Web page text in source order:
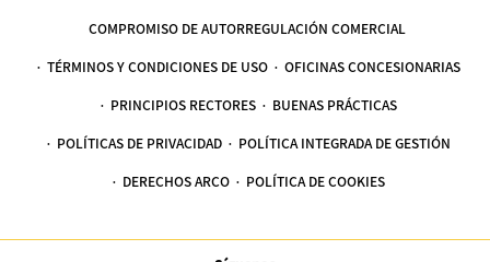
COMPROMISO DE AUTORREGULACIÓN COMERCIAL
TÉRMINOS Y CONDICIONES DE USO OFICINAS CONCESIONARIAS
PRINCIPIOS RECTORES BUENAS PRÁCTICAS
POLÍTICAS DE PRIVACIDAD POLÍTICA INTEGRADA DE GESTIÓN
DERECHOS ARCO POLÍTICA DE COOKIES